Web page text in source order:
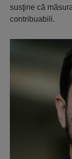
susţine că
contribuabili.